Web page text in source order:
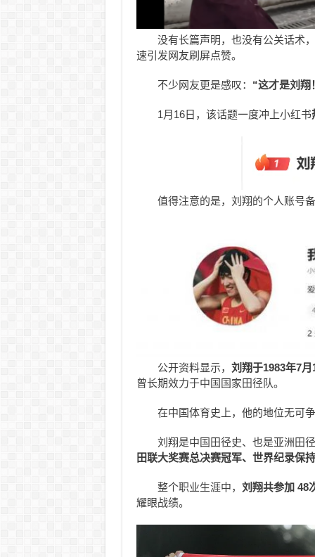
没有长篇声明，也没有公关话术
速引发网友刷屏点赞。
不少网友更是感叹： “这才是刘翔
1月16日，该话题一度冲上小红书
值得注意的是，刘翔的个人账号
公开资料显示， 刘翔于1983年7
曾长期效力于中国国家田径队。
在中国体育史上，他的地位无可
刘翔是中国田径史、也是亚洲田
田联大奖赛总决赛冠军、世界纪录保
整个职业生涯中， 刘翔共参加 48
耀眼战绩。